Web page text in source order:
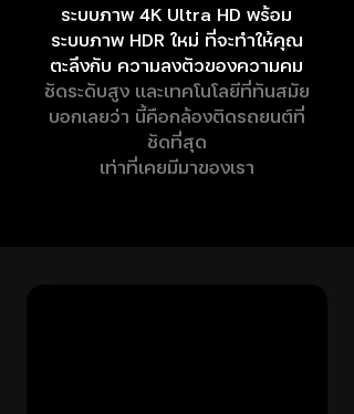
ระบบภาพ 4K Ultra HD พร้อม
ระบบภาพ HDR ใหม่ ที่จะทำให้คุณ
ตะลึงกับ ความลงตัวของความคม
ชัดระดับสูง และเทคโนโลยีที่ทันสมัย
บอกเลยว่า นี้คือกล้องติดรถยนต์ที่
ชัดที่สุด
เท่าที่เคยมีมาของเรา